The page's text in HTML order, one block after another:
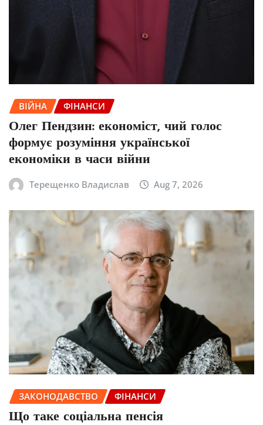
ВІЙНА ФІНАНСИ
Олег Пендзин: економіст, чий голос
формує розуміння української
економіки в часи війни
Терещенко Владислав Aug 7, 2026
ЗАКОНОДАВСТВО ФІНАНСИ
Що таке соціальна пенсія